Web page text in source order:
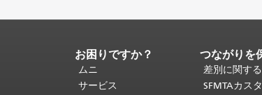
ペ
ー
ジ
お困りですか？
ムニ
サービス
つながりを
差別に関す
SFMTAカス